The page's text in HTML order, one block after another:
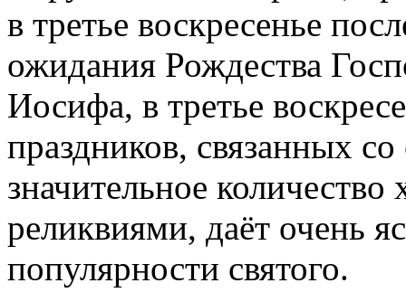
в третье воскресенье
ожидания Рождества
Иосифа, в третье
праздников, связанных
значительное
реликвиями, даёт очень
популярности святого.